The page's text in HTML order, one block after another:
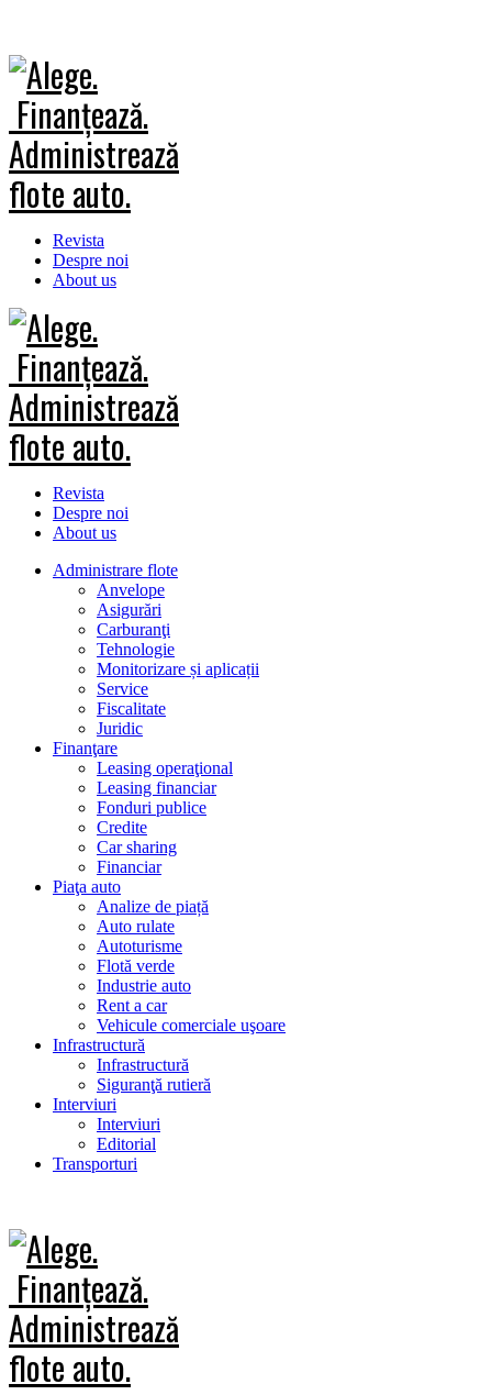
Revista
Despre noi
About us
Revista
Despre noi
About us
Administrare flote
Anvelope
Asigurări
Carburanţi
Tehnologie
Monitorizare și aplicații
Service
Fiscalitate
Juridic
Finanţare
Leasing operaţional
Leasing financiar
Fonduri publice
Credite
Car sharing
Financiar
Piaţa auto
Analize de piață
Auto rulate
Autoturisme
Flotă verde
Industrie auto
Rent a car
Vehicule comerciale uşoare
Infrastructură
Infrastructură
Siguranţă rutieră
Interviuri
Interviuri
Editorial
Transporturi